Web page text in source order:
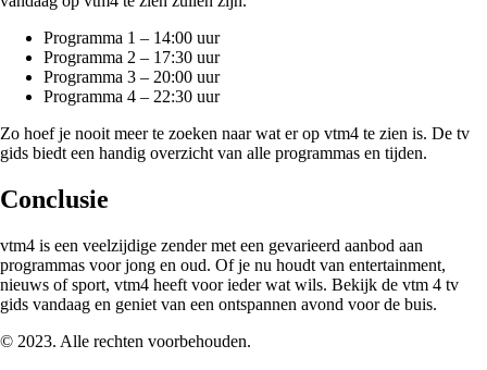
Programma 1 – 14:00 uur
Programma 2 – 17:30 uur
Programma 3 – 20:00 uur
Programma 4 – 22:30 uur
Zo hoef je nooit meer te zoeken naar wat er op vtm4 te zien is. De tv
gids biedt een handig overzicht van alle programmas en tijden.
Conclusie
vtm4 is een veelzijdige zender met een gevarieerd aanbod aan
programmas voor jong en oud. Of je nu houdt van entertainment,
nieuws of sport, vtm4 heeft voor ieder wat wils. Bekijk de vtm 4 tv
gids vandaag en geniet van een ontspannen avond voor de buis.
© 2023. Alle rechten voorbehouden.